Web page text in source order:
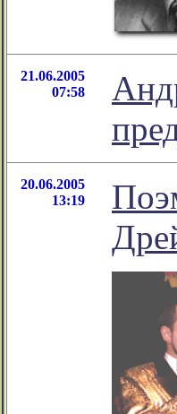
21.06.2005
07:58
20.06.2005
13:19